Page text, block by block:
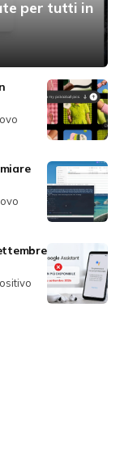
per tutti in